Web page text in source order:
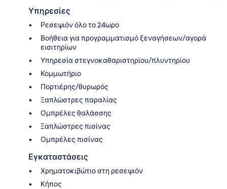
Υπηρεσίες
Ρεσεψιόν όλο το 24ωρο
Βοήθεια για προγραμματισμό ξεναγήσεων/αγορά
εισιτηρίων
Υπηρεσία στεγνοκαθαριστηρίου/πλυντηρίου
Κομμωτήριο
Πορτιέρης/θυρωρός
Ξαπλώστρες παραλίας
Ομπρέλες θαλάσσης
Ξαπλώστρες πισίνας
Ομπρέλες πισίνας
Εγκαταστάσεις
Χρηματοκιβώτιο στη ρεσεψιόν
Κήπος